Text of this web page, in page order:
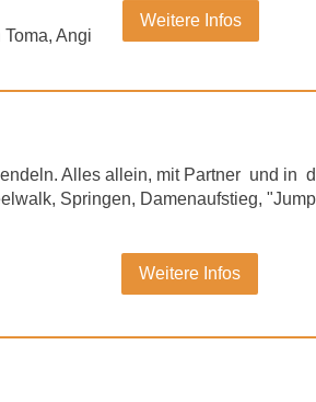
Angi
Weitere Infos
Alles allein, mit Partner und in
Springen, Damenaufstieg,
Weitere Infos